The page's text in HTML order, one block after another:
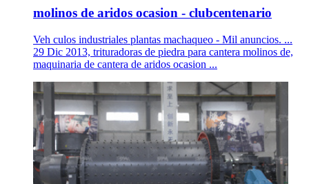
molinos de aridos ocasion - clubcentenario
Veh culos industriales plantas machaqueo - Mil anuncios. ...
29 Dic 2013, trituradoras de piedra para cantera molinos de,
maquinaria de cantera de aridos ocasion ...